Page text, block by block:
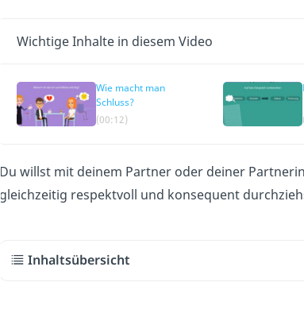
Wichtige Inhalte in diesem Video
Wie macht man
Schluss?
(00:12)
Du willst mit deinem Partner oder deiner Partnerin
gleichzeitig respektvoll und konsequent
Inhaltsübersicht